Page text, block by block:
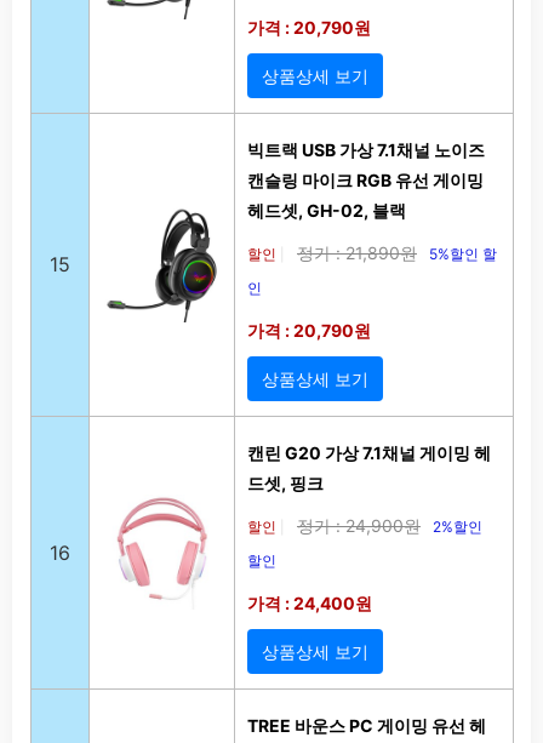
가격 : 20,790원
상품상세 보기
15
빅트랙 USB 가상 7.1채널 노이즈
캔슬링 마이크 RGB 유선 게이밍
헤드셋, GH-02, 블랙
할인 정가 : 21,890원
5%할인 할
인
가격 : 20,790원
상품상세 보기
16
캔린 G20 가상 7.1채널 게이밍 헤
드셋, 핑크
할인 정가 : 24,900원
2%할인
할인
가격 : 24,400원
상품상세 보기
TREE 바운스 PC 게이밍 유선 헤